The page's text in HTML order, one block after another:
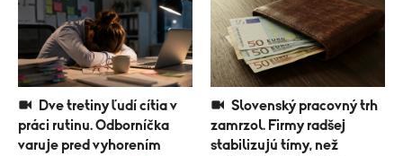
práci rutinu. Odborníčka
varuje pred vyhorením
zamrzol. Firmy radšej
stabilizujú tímy, než